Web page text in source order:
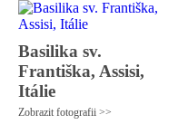
Basilika sv.
Františka, Assisi,
Itálie
Zobrazit fotografii >>